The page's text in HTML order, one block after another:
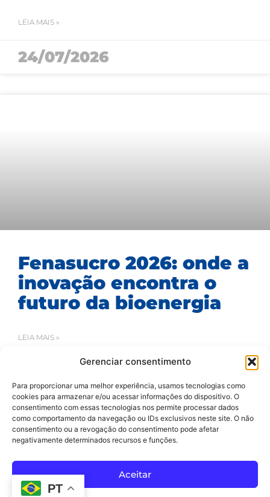
Gerenciar consentimento
Para proporcionar uma melhor experiência, usamos tecnologias como
cookies para armazenar e/ou acessar informações do dispositivo. O
consentimento com essas tecnologias nos permite processar dados
como comportamento da navegação ou IDs exclusivos neste site. O não
consentimento ou a revogação do consentimento pode afetar
negativamente determinados recursos e funções.
Aceitar
LEIA MAIS »
24/07/2026
Fenasucro 2026: onde a
inovação encontra o
futuro da bioenergia
LEIA MAIS »
Av Arthur dos Santos, 313 • Pq. Industrial Água Preta • Pindamonhangaba • SP • Brasil • CEP 12404-289
(12) 3642 9006• dbtec@dbtec.com.br
PT